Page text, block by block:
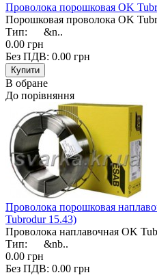
Проволока порошковая OK
Порошковая проволока OK
Тип: &n..
0.00 грн
Без ПДВ: 0.00 грн
В обране
До порівняння
Проволока порошковая
Tubrodur 15.43)
Проволока наплавочная OK
Тип: &nb..
0.00 грн
Без ПДВ: 0.00 грн